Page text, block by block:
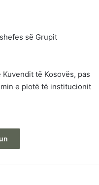
së Grupit
të Kosovës, pas
e plotë të institucionit